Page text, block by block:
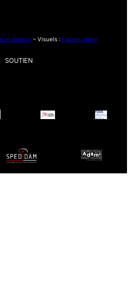
Gantois– Visuels : Fabien Albert
SOUTIEN